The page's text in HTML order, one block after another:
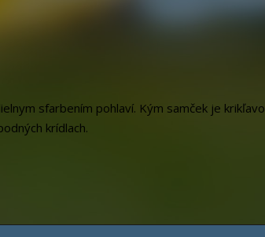
sfarbením pohlaví. Kým samček je krikľavo
krídlach.